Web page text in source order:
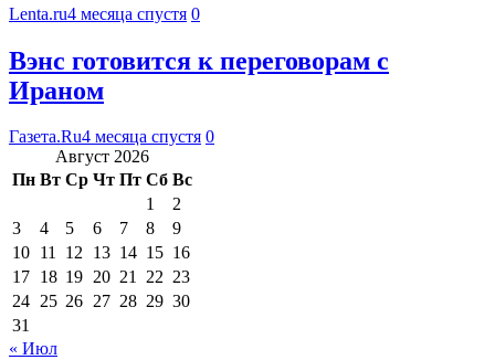
Lenta.ru4 месяца спустя 0
Вэнс готовится к переговорам с
Ираном
Газета.Ru4 месяца спустя 0
Август 2026
Пн Вт Ср Чт Пт Сб Вс
1
2
3
4 5 6 7 8
9
10 11 12 13 14 15 16
17 18 19 20 21 22 23
24 25 26 27 28 29 30
31
« Июл